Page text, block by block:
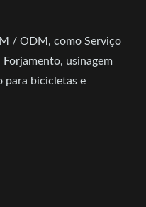
/ ODM, como Serviço
usinagem
para bicicletas e